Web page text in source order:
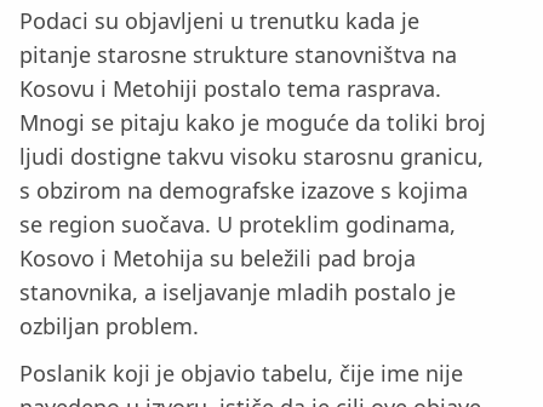
Podaci su objavljeni u trenutku kada je
pitanje starosne strukture stanovništva na
Kosovu i Metohiji postalo tema rasprava.
Mnogi se pitaju kako je moguće da toliki broj
ljudi dostigne takvu visoku starosnu granicu,
s obzirom na demografske izazove s kojima
se region suočava. U proteklim godinama,
Kosovo i Metohija su beležili pad broja
stanovnika, a iseljavanje mladih postalo je
ozbiljan problem.
Poslanik koji je objavio tabelu, čije ime nije